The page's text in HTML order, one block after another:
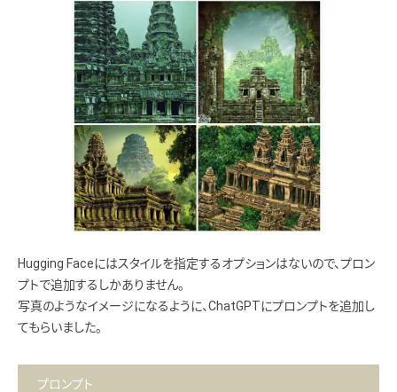
Hugging Faceにはスタイルを指定するオプションはないので、プロン
プトで追加するしかありません。
写真のようなイメージになるように、ChatGPTにプロンプトを追加し
てもらいました。
プロンプト